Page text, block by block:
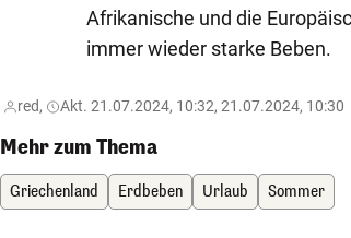
Afrikanische und die
immer wieder starke Beben.
red, Akt. 21.07.2024, 10:32, 21.07.2024, 10:30
Mehr zum Thema
Griechenland Erdbeben Urlaub Sommer